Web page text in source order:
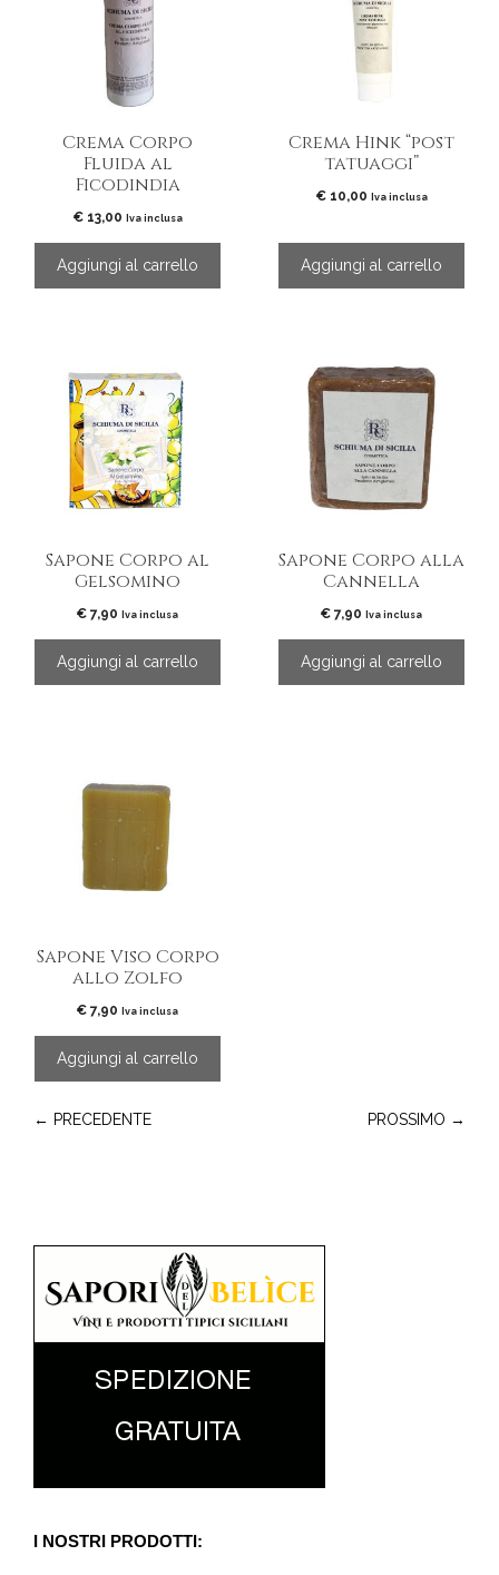
Crema Corpo
Fluida al
Ficodindia
€13,00 Iva inclusa
Aggiungi al carrello
Crema Hink “post
tatuaggi”
€10,00 Iva inclusa
Aggiungi al carrello
Sapone Corpo al
Gelsomino
€ 7,90 Iva inclusa
Aggiungi al carrello
Sapone Corpo alla
Cannella
€ 7,90 Iva inclusa
Aggiungi al carrello
Sapone Viso Corpo
allo Zolfo
€ 7,90 Iva inclusa
Aggiungi al carrello
← PRECEDENTE PROSSIMO →
I NOSTRI PRODOTTI: